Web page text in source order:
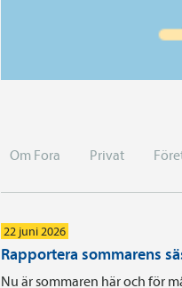
Om Fora Privat
22 juni 2026
Rapportera sommarens
Nu är sommaren här och för